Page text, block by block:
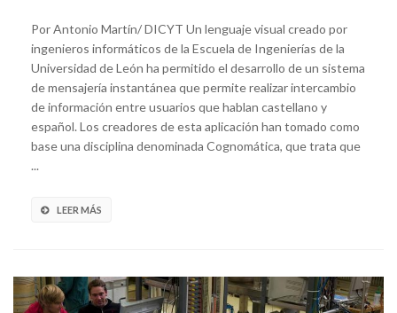
Por Antonio Martín/ DICYT Un lenguaje visual creado por
ingenieros informáticos de la Escuela de Ingenierías de la
Universidad de León ha permitido el desarrollo de un sistema
de mensajería instantánea que permite realizar intercambio
de información entre usuarios que hablan castellano y
español. Los creadores de esta aplicación han tomado como
base una disciplina denominada Cognomática, que trata que
...
LEER MÁS